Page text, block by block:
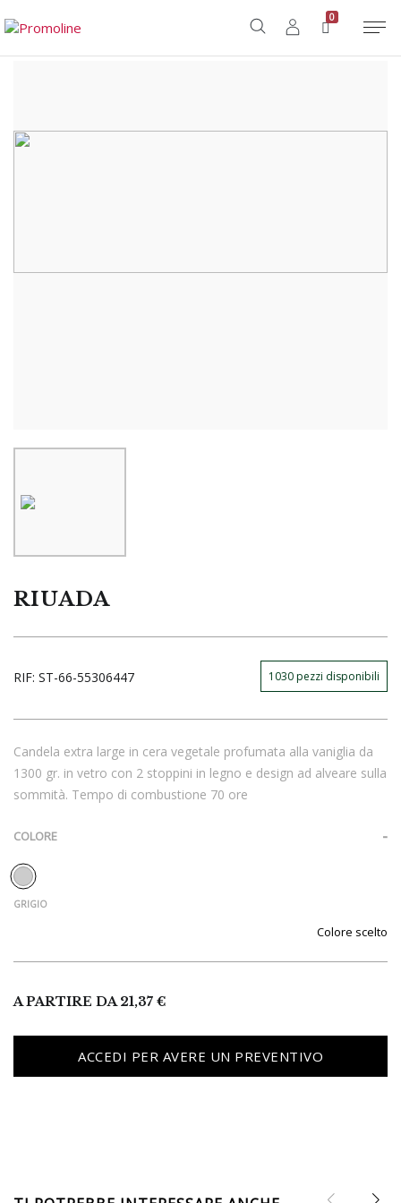
0
Home
RIUADA
RIF: ST-66-55306447 1030pezzi disponibili
Candela extra large in cera vegetale profumata alla vaniglia da
1300 gr. in vetro con 2 stoppini in legno e design ad alveare sulla
sommità. Tempo di combustione 70 ore
COLORE
Colore
A PARTIRE DA21,37 €
ACCEDI PER AVERE UN PREVENTIVO